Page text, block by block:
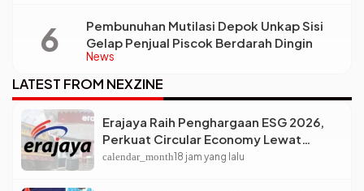
News
Pembunuhan Mutilasi Depok Unkap Sisi
Gelap Penjual Piscok Berdarah Dingin
LATEST FROM NEXZINE
Erajaya Raih Penghargaan ESG 2026,
Perkuat Circular Economy Lewat
Pengelolaan Limbah Berkelanjutan
calendar_month18 jam yang lalu